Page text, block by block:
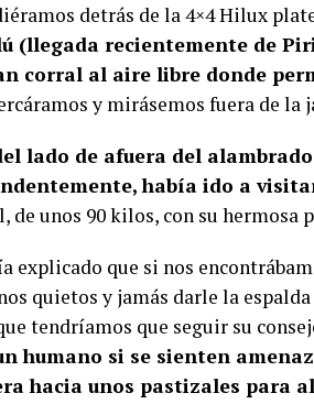
detrás de la 4×4 Hilux
(llegada recientemente de
corral al aire libre donde
y mirásemos fuera de la
lado de afuera del
había ido a
unos 90 kilos, con su hermosa
explicado que si nos
quietos y jamás darle la
tendríamos que seguir su
humano si se sienten
hacia unos pastizales para